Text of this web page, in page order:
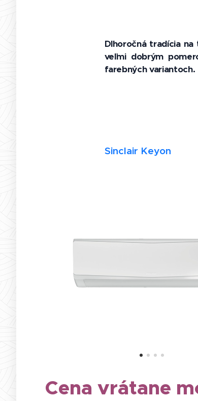
Dlhoročná tradícia
veľmi dobrým
farebných variantoch.
Sinclair Keyon
Cena vrátane